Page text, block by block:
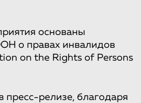
основаны
о правах инвалидов
on the Rights of Persons
пресс-релизе, благодаря